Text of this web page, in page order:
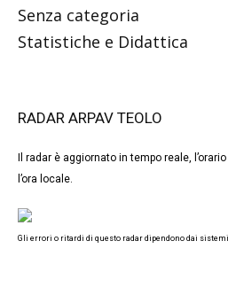
Senza categoria
Statistiche e Didattica
RADAR ARPAV TEOLO
Il radar è aggiornato in tempo reale,
l’ora locale.
Gli errori o ritardi di questo radar dipendono dai sistemi